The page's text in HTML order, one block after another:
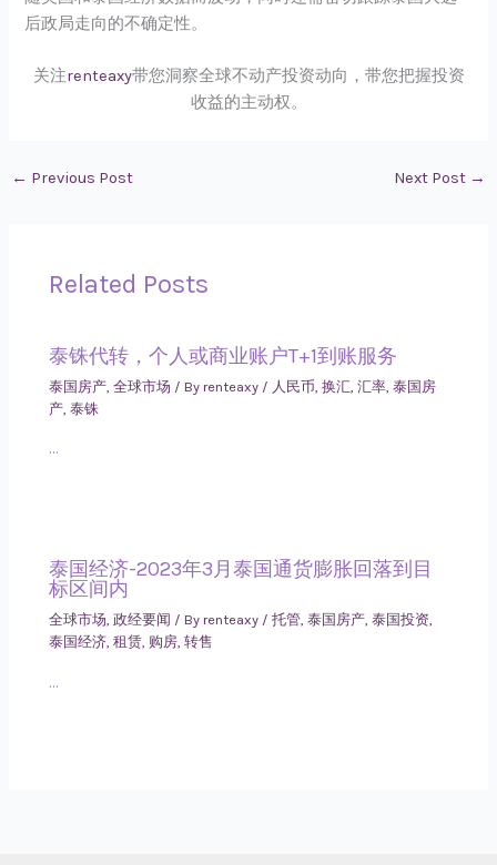
后政局走向的不确定性。
关注renteaxy带您洞察全球不动产投资动向，带您把握投资
收益的主动权。
← Previous Post Next Post →
Related Posts
泰铢代转，个人或商业账户T+1到账服务
泰国房产 ,全球市场 / By renteaxy / 人民币 ,换汇 ,汇率 ,泰国房
产 ,泰铢
…
泰国经济-2023年3月泰国通货膨胀回落到目
标区间内
全球市场,政经要闻 / By renteaxy /托管,泰国房产,泰国投资,
泰国经济,租赁, 购房,转售
…